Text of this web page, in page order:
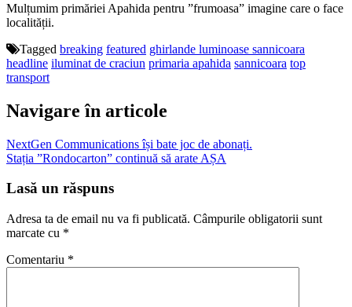
Mulțumim primăriei Apahida pentru ”frumoasa” imagine care o face
localității.
Tagged breaking featured ghirlande luminoase sannicoara
headline iluminat de craciun primaria apahida sannicoara top
transport
Navigare în articole
NextGen Communications își bate joc de abonați.
Stația ”Rondocarton” continuă să arate AȘA
Lasă un răspuns
Adresa ta de email nu va fi publicată. Câmpurile obligatorii sunt
marcate cu *
Comentariu *